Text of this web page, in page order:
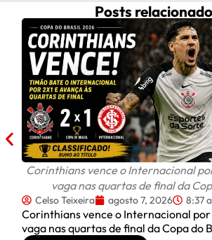
Posts
Corinthians vence o Internacional
vaga nas quartas de final da
Celso Teixeira agosto 7, 2026 8:37
Corinthians vence o Internacional por
vaga nas quartas de final da Copa do